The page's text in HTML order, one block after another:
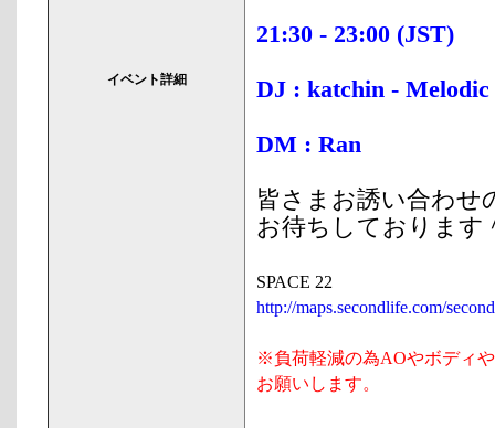
イベント詳細
21:30 - 23:00 (JST)
DJ : katchin - Melodic
DM : Ran
皆さまお誘い合わせ
お待ちしております
SPACE 22
http://maps.secondlife.com/
※負荷軽減の為AOやボディ
お願いします。